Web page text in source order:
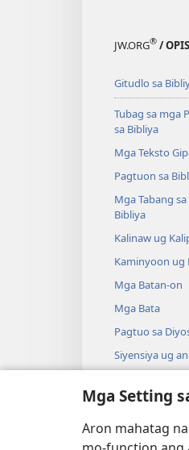
Mga Setting
Aron mahatag
JW.ORG® /
Gitudlo sa
Tubag sa mga
sa Bibliya
Mga Teksto
Pagtuon sa
Mga Tabang
Bibliya
Kalinaw ug
Kaminyoon ug
Mga Batan-on
Mga Bata
Pagtuo sa
Siyensiya ug